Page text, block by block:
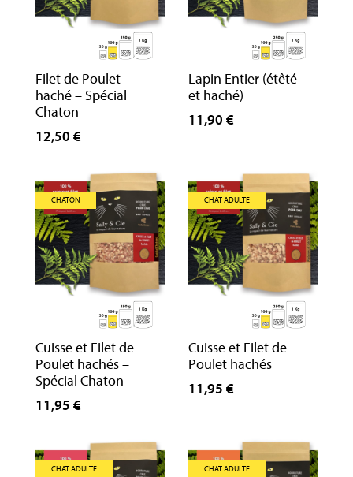
Filet de Poulet
haché – Spécial
Chaton
12,50 €
Lapin Entier (étêté
et haché)
11,90 €
CHATON
Cuisse et Filet de
Poulet hachés –
Spécial Chaton
11,95 €
CHAT ADULTE
Cuisse et Filet de
Poulet hachés
11,95 €
CHAT ADULTE CHAT ADULTE